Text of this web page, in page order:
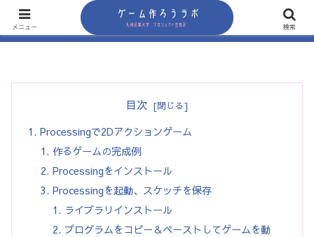
目次
Processingで2Dアクションゲーム
作るゲームの完成例
Processingをインストール
Processingを起動、スケッチを保存
ライブラリインストール
プログラムをコピー＆ペーストしてゲームを動
メニュー 検索